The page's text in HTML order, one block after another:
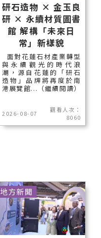
研石造物 × 金玉良
研 × 永續材質圖書
館 解構「未來日
常」新樣貌
面對花蓮石材產業轉型
與永續觀光的時代浪
潮，源自花蓮的「研石
造物」品牌將再度於南
港展覽館...（繼續閱讀）
2026-08-07
觀看人次：
8060
地方新聞